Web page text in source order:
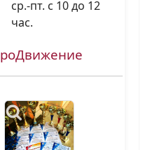
ср.-пт. с 10 до 12
час.